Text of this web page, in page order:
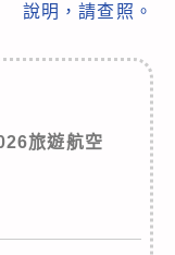
說明，請查照。
旅遊航空